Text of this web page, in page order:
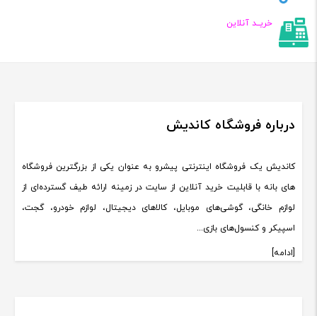
خریــد آنلاین
درباره فروشگاه کاندیش
کاندیش یک فروشگاه اینترنتی پیشرو به عنوان یکی از بزرگترین فروشگاه
های بانه با قابلیت خرید آنلاین از سایت در زمینه ارائه طیف گسترده‌ای از
لوازم خانگی، گوشی‌های موبایل، کالاهای دیجیتال، لوازم خودرو، گجت،
اسپیکر و کنسول‌های بازی...
[ادامه]